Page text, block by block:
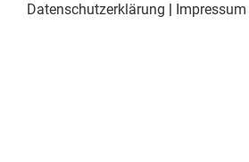
Datenschutzerklärung Impressum